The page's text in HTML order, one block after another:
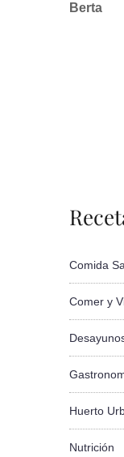
Berta
Comida
Comer y
Huerto
Nutrición